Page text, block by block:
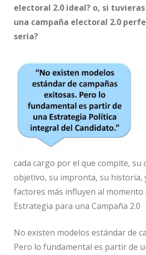
electoral 2.0 ideal? o, si
una campaña electoral 2.0
sería?
cada cargo por el que compite, su
objetivo, su impronta, su historia,
factores más influyen al momento
Estrategia para una Campaña 2.0
No existen modelos estándar de
Pero lo fundamental es partir de